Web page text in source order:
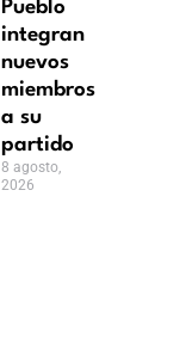
Pueblo
integran
nuevos
miembros
a su
partido
8 agosto,
2026